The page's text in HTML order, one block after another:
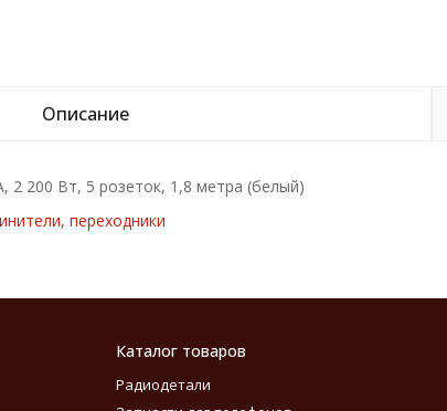
Описание
2 200 Вт, 5 розеток, 1,8 метра (белый)
переходники
Каталог товаров
Радиодетали